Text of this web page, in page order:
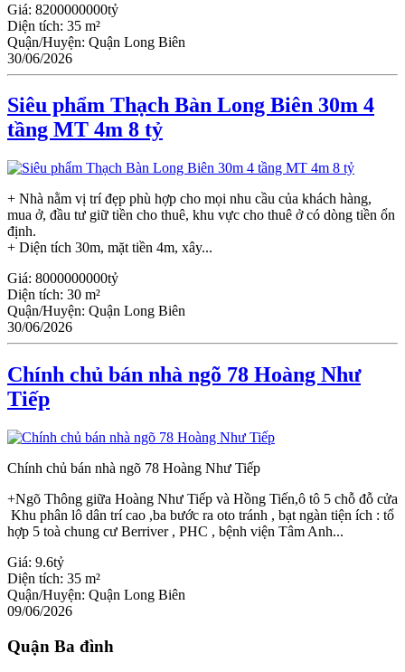
Giá: 8200000000tỷ
Diện tích: 35 m²
Quận/Huyện: Quận Long Biên
30/06/2026
Siêu phẩm Thạch Bàn Long Biên 30m 4
tầng MT 4m 8 tỷ
+ Nhà nằm vị trí đẹp phù hợp cho mọi nhu cầu của khách hàng,
mua ở, đầu tư giữ tiền cho thuê, khu vực cho thuê ở có dòng tiền ổn
định.
+ Diện tích 30m, mặt tiền 4m, xây...
Giá: 8000000000tỷ
Diện tích: 30 m²
Quận/Huyện: Quận Long Biên
30/06/2026
Chính chủ bán nhà ngõ 78 Hoàng Như
Tiếp
Chính chủ bán nhà ngõ 78 Hoàng Như Tiếp
+Ngõ Thông giữa Hoàng Như Tiếp và Hồng Tiến,ô tô 5 chỗ đỗ cửa
Khu phân lô dân trí cao ,ba bước ra oto tránh , bạt ngàn tiện ích : tổ
hợp 5 toà chung cư Berriver , PHC , bệnh viện Tâm Anh...
Giá: 9.6tỷ
Diện tích: 35 m²
Quận/Huyện: Quận Long Biên
09/06/2026
Quận Ba đình